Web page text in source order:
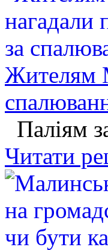
Жителям
Паліям
Читати